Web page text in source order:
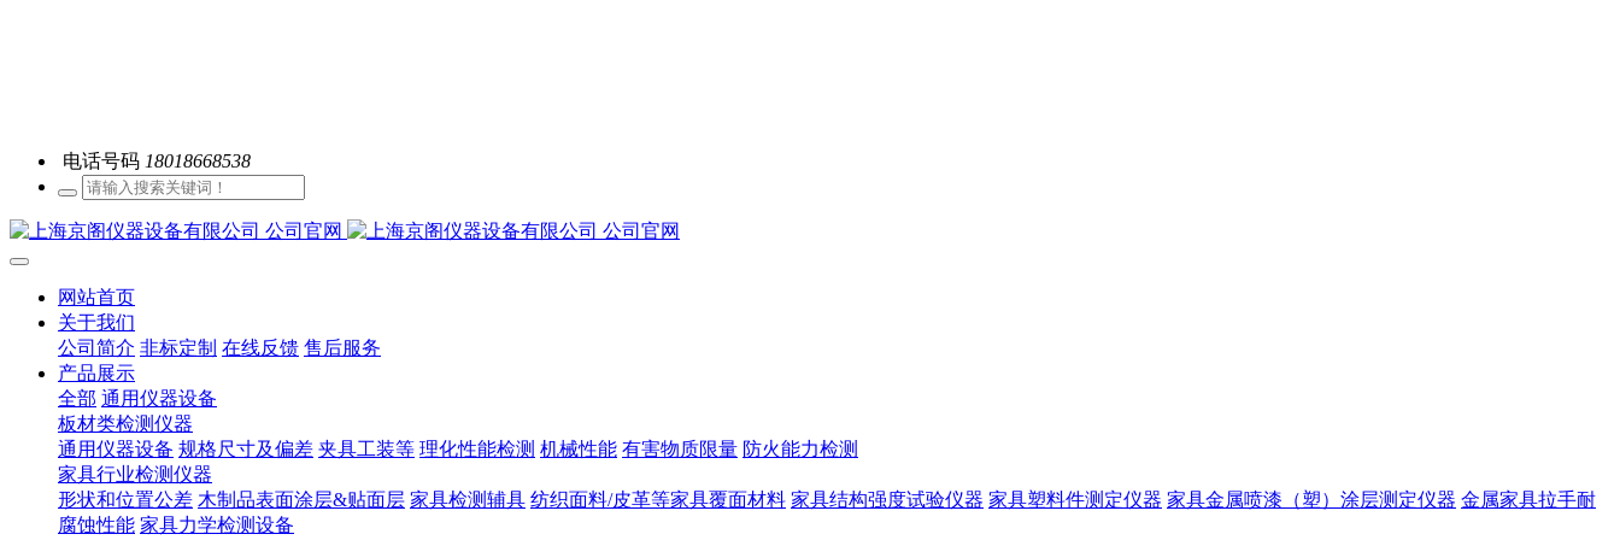
电话号码 18018668538
网站首页
关于我们
公司简介 非标定制 在线反馈 售后服务
产品展示
全部 通用仪器设备
板材类检测仪器
通用仪器设备 规格尺寸及偏差 夹具工装等 理化性能检测 机械性能 有害物质限量 防火能力检测
家具行业检测仪器
形状和位置公差 木制品表面涂层&贴面层 家具检测辅具 纺织面料/皮革等家具覆面材料 家具结构强度试验仪器 家具塑料件测定仪器 家具金属喷漆（塑）涂层测定仪器 金属家具拉手耐
腐蚀性能 家具力学检测设备